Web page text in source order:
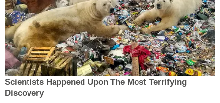
Scientists Happened Upon The Most Terrifying
Discovery